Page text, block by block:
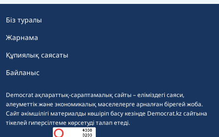
Democrat ақпараттық-сараптамалық сайты – еліміздегі саяси,
әлеуметтік және экономикалық мәселелерге арналған бірегей жоба.
Сайт әкімшілігі материалды көшіріп басу кезінде Democrat.kz сайтына
тікелей гиперсілтеме көрсетуді талап етеді.
Біз туралы
Жарнама
Құпиялық саясаты
Байланыс